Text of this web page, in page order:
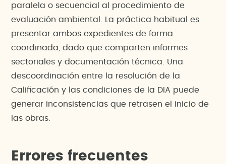
paralela o secuencial al procedimiento de
evaluación ambiental. La práctica habitual es
presentar ambos expedientes de forma
coordinada, dado que comparten informes
sectoriales y documentación técnica. Una
descoordinación entre la resolución de la
Calificación y las condiciones de la DIA puede
generar inconsistencias que retrasen el inicio de
las obras.
Errores frecuentes